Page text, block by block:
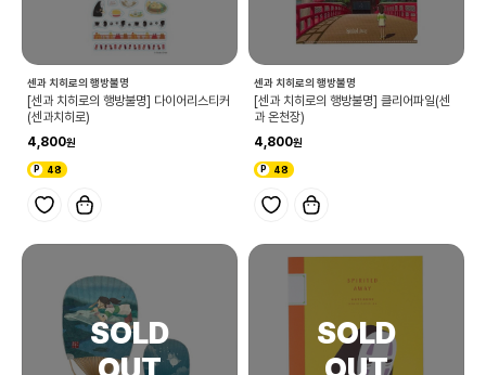
센과 치히로의 행방불명
[센과 치히로의 행방불명] 다이어리스티커
(센과치히로)
4,800
48
센과 치히로의 행방불명
[센과 치히로의 행방불명] 클리어파일(센
과 온천장)
4,800
48